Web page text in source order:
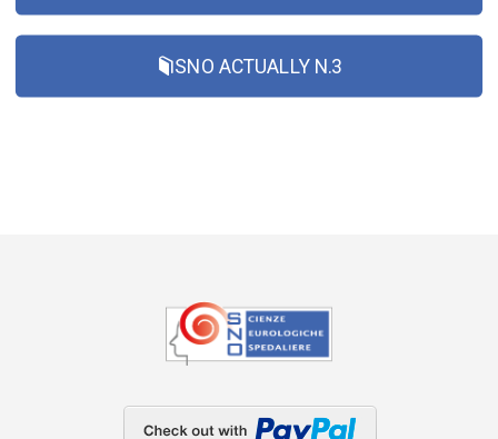
SNO ACTUALLY N.3